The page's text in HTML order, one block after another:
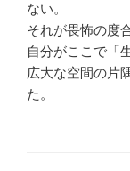
ない。
それが畏怖の度
自分がここで「
広大な空間の片
た。